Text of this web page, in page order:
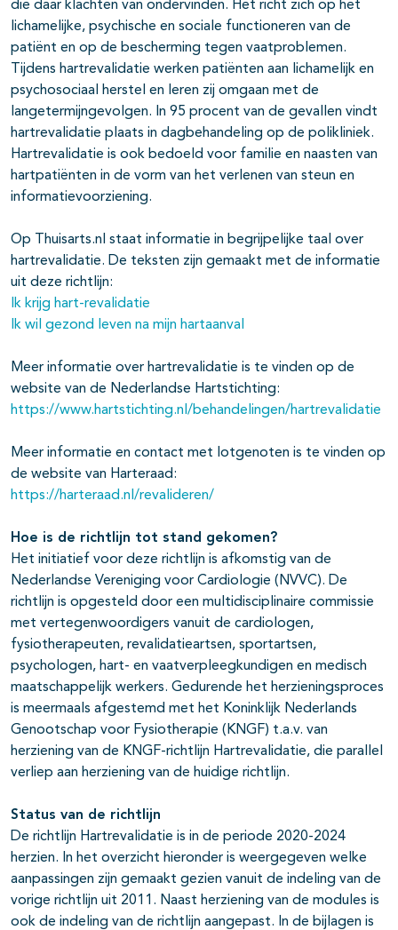
die daar klachten van ondervinden. Het richt zich op het
lichamelijke, psychische en sociale functioneren van de
patiënt en op de bescherming tegen vaatproblemen.
Tijdens hartrevalidatie werken patiënten aan lichamelijk en
psychosociaal herstel en leren zij omgaan met de
langetermijngevolgen. In 95 procent van de gevallen vindt
hartrevalidatie plaats in dagbehandeling op de polikliniek.
Hartrevalidatie is ook bedoeld voor familie en naasten van
hartpatiënten in de vorm van het verlenen van steun en
informatievoorziening.
Op Thuisarts.nl staat informatie in begrijpelijke taal over
hartrevalidatie. De teksten zijn gemaakt met de informatie
uit deze richtlijn:
Ik krijg hart-revalidatie
Ik wil gezond leven na mijn hartaanval
Meer informatie over hartrevalidatie is te vinden op de
website van de Nederlandse Hartstichting:
https://www.hartstichting.nl/behandelingen/hartrevalidatie
Meer informatie en contact met lotgenoten is te vinden op
de website van Harteraad:
https://harteraad.nl/revalideren/
Hoe is de richtlijn tot stand gekomen?
Het initiatief voor deze richtlijn is afkomstig van de
Nederlandse Vereniging voor Cardiologie (NVVC). De
richtlijn is opgesteld door een multidisciplinaire commissie
met vertegenwoordigers vanuit de cardiologen,
fysiotherapeuten, revalidatieartsen, sportartsen,
psychologen, hart- en vaatverpleegkundigen en medisch
maatschappelijk werkers. Gedurende het herzieningsproces
is meermaals afgestemd met het Koninklijk Nederlands
Genootschap voor Fysiotherapie (KNGF) t.a.v. van
herziening van de KNGF-richtlijn Hartrevalidatie, die parallel
verliep aan herziening van de huidige richtlijn.
Status van de richtlijn
De richtlijn Hartrevalidatie is in de periode 2020-2024
herzien. In het overzicht hieronder is weergegeven welke
aanpassingen zijn gemaakt gezien vanuit de indeling van de
vorige richtlijn uit 2011. Naast herziening van de modules is
ook de indeling van de richtlijn aangepast. In de bijlagen is